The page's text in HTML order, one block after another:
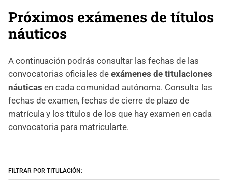
Próximos exámenes de títulos
náuticos
A continuación podrás consultar las fechas de las
convocatorias oficiales de exámenes de titulaciones
náuticas en cada comunidad autónoma. Consulta las
fechas de examen, fechas de cierre de plazo de
matrícula y los títulos de los que hay examen en cada
convocatoria para matricularte.
FILTRAR POR TITULACIÓN: